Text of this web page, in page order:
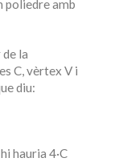
poliedre amb
la
C, vèrtex V i
diu:
hauria 4·C